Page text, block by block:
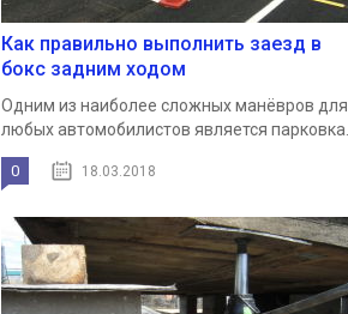
Как правильно выполнить заезд в
бокс задним ходом
Одним из наиболее сложных манёвров для
любых автомобилистов является парковка...
0 18.03.2018